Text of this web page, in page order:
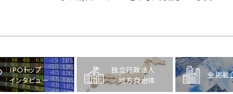
IPOトップ
インタビュー
独立行政法人
／地方自治体
全掲載